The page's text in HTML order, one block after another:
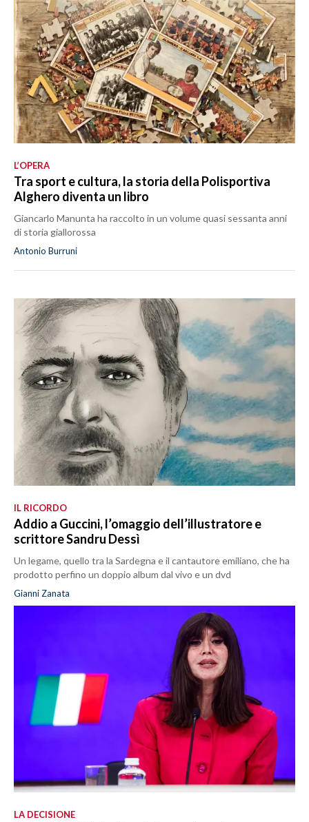
L’OPERA
Tra sport e cultura, la storia della Polisportiva
Alghero diventa un libro
Giancarlo Manunta ha raccolto in un volume quasi sessanta anni
di storia giallorossa
Antonio Burruni
IL RICORDO
Addio a Guccini, l’omaggio dell’illustratore e
scrittore Sandru Dessì
Un legame, quello tra la Sardegna e il cantautore emiliano, che ha
prodotto perfino un doppio album dal vivo e un dvd
Gianni Zanata
LA DECISIONE